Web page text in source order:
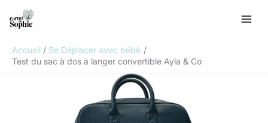
Accueil
Se Déplacer avec bébé
Test du sac à dos à langer convertible Ayla & Co
e
h